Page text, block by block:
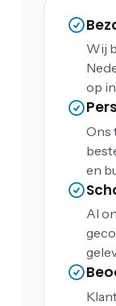
Wij
op
Ons
en
Al